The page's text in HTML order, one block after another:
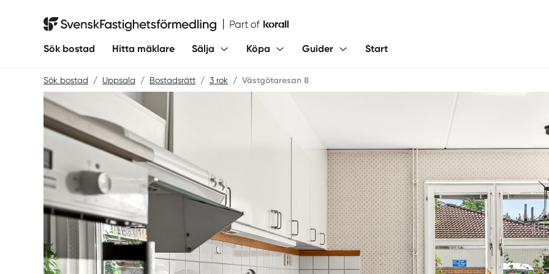
Svensk Fastighetsförmedling
Sök bostad Hitta mäklare Sälja Köpa Guider Start
Sök bostad / Uppsala / Bostadsrätt / 3 rok / Västgötaresan 8